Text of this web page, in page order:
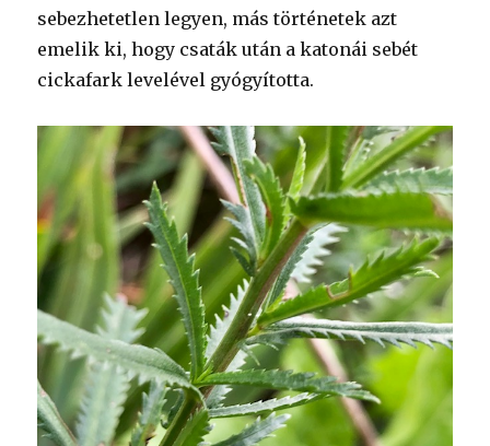
sebezhetetlen legyen, más történetek azt
emelik ki, hogy csaták után a katonái sebét
cickafark levelével gyógyította.